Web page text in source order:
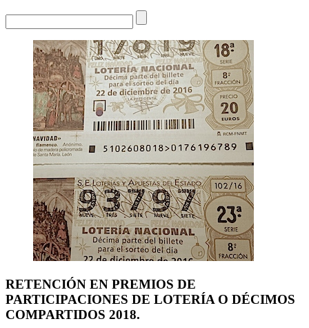
RETENCIÓN EN PREMIOS DE
PARTICIPACIONES DE LOTERÍA O DÉCIMOS
COMPARTIDOS 2018.